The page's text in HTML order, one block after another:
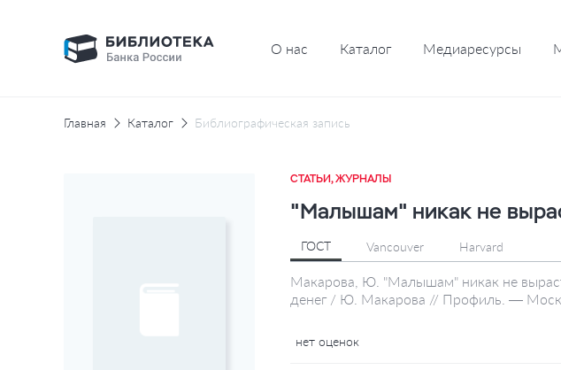
О нас Каталог Медиаресурсы
Главная Каталог Библиографическая запись
СТАТЬИ, ЖУРНАЛЫ
"Малышам" никак не
ГОСТ Vancouver Harvard
Макарова, Ю. "Малышам" никак не
денег / Ю. Макарова // Профиль. —
нет оценок